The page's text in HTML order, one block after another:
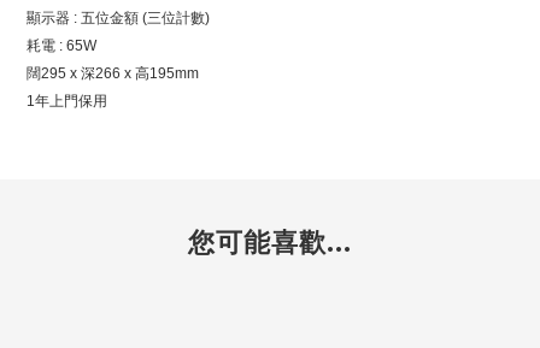
顯示器 : 五位金額 (三位計數)
耗電 : 65W
闊295 x 深266 x 高195mm
1年上門保用
您可能喜歡...